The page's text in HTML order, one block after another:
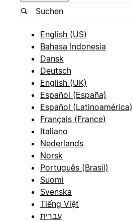
English (US)
Bahasa Indonesia
Dansk
Deutsch
English (UK)
Español (España)
Español (Latinoamérica)
Français (France)
Italiano
Nederlands
Norsk
Português (Brasil)
Suomi
Svenska
Tiếng Việt
עברית